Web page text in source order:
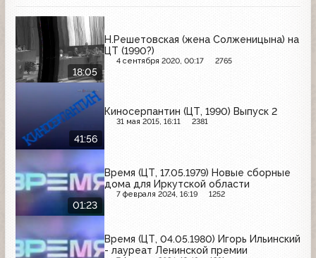
18:05
Н.Решетовская (жена Солженицына) на
ЦТ (1990?)
4 сентября 2020, 00:17 2765
41:56
Киносерпантин (ЦТ, 1990) Выпуск 2
31 мая 2015, 16:11 2381
01:23
Время (ЦТ, 17.05.1979) Новые сборные
дома для Иркутской области
7 февраля 2024, 16:19 1252
Время (ЦТ, 04.05.1980) Игорь Ильинский
- лауреат Ленинской премии